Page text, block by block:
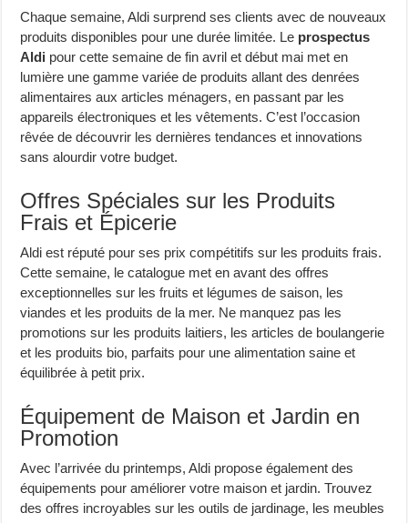
Chaque semaine, Aldi surprend ses clients avec de nouveaux
produits disponibles pour une durée limitée. Le prospectus
Aldi pour cette semaine de fin avril et début mai met en
lumière une gamme variée de produits allant des denrées
alimentaires aux articles ménagers, en passant par les
appareils électroniques et les vêtements. C’est l’occasion
rêvée de découvrir les dernières tendances et innovations
sans alourdir votre budget.
Offres Spéciales sur les Produits
Frais et Épicerie
Aldi est réputé pour ses prix compétitifs sur les produits frais.
Cette semaine, le catalogue met en avant des offres
exceptionnelles sur les fruits et légumes de saison, les
viandes et les produits de la mer. Ne manquez pas les
promotions sur les produits laitiers, les articles de boulangerie
et les produits bio, parfaits pour une alimentation saine et
équilibrée à petit prix.
Équipement de Maison et Jardin en
Promotion
Avec l’arrivée du printemps, Aldi propose également des
équipements pour améliorer votre maison et jardin. Trouvez
des offres incroyables sur les outils de jardinage, les meubles